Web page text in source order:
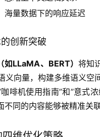
海量数据下的响应延迟
创新突破
如LLaMA、BERT） 将知
义向量，构建多维语义空
啡机使用指南”和”意式
同的内容能够被精准关联